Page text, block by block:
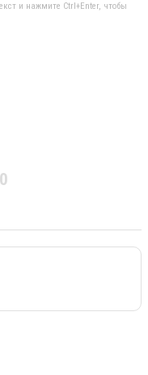
и нажмите Ctrl+Enter, чтобы